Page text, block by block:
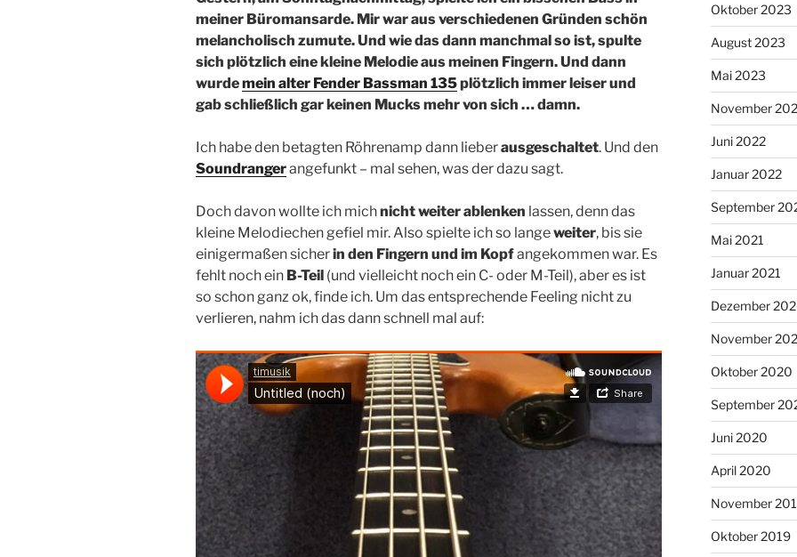
meiner Büromansarde. Mir war aus verschiedenen Gründen schön
melancholisch zumute. Und wie das dann manchmal so ist, spulte
sich plötzlich eine kleine Melodie aus meinen Fingern. Und dann
wurdemein alter Fender Bassman 135plötzlich immer leiser und
gab schließlich gar keinen Mucks mehr von sich … damn.
Ich habe den betagten Röhrenamp dann lieberausgeschaltet. Und den
Soundrangerangefunkt – mal sehen, was der dazu sagt.
Doch davon wollte ich michnicht weiter ablenken lassen, denn das
kleine Melodiechen gefiel mir. Also spielte ich so langeweiter, bis sie
einigermaßen sicherin den Fingern und im Kopfangekommen war. Es
fehlt noch ein B-Teil (und vielleicht noch ein C- oder M-Teil), aber es ist
so schon ganz ok, finde ich. Um das entsprechende Feeling nicht zu
verlieren, nahm ich das dann schnell mal auf:
Oktober 2023
August 2023
Mai 2023
November
Juni 2022
Januar 2022
September
Mai 2021
Januar 2021
Dezember
November
Oktober 2020
September
Juni 2020
April 2020
November
Oktober 2019